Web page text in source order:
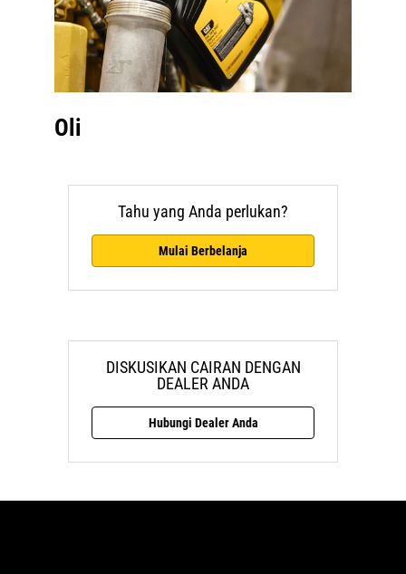
Oli
Tahu yang Anda perlukan?
Mulai Berbelanja
DISKUSIKAN CAIRAN DENGAN
DEALER ANDA
Hubungi Dealer Anda